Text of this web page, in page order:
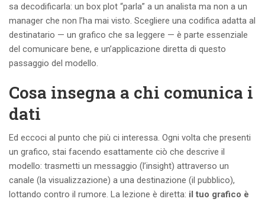
sa decodificarla: un box plot “parla” a un analista ma non a un
manager che non l’ha mai visto. Scegliere una codifica adatta al
destinatario — un grafico che sa leggere — è parte essenziale
del comunicare bene, e un’applicazione diretta di questo
passaggio del modello.
Cosa insegna a chi comunica i
dati
Ed eccoci al punto che più ci interessa. Ogni volta che presenti
un grafico, stai facendo esattamente ciò che descrive il
modello: trasmetti un messaggio (l’insight) attraverso un
canale (la visualizzazione) a una destinazione (il pubblico),
lottando contro il rumore. La lezione è diretta: il tuo grafico è